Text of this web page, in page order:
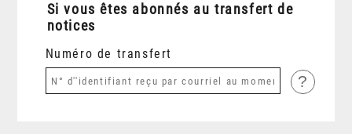
Si vous êtes abonnés au transfert de
notices
Numéro de transfert
?